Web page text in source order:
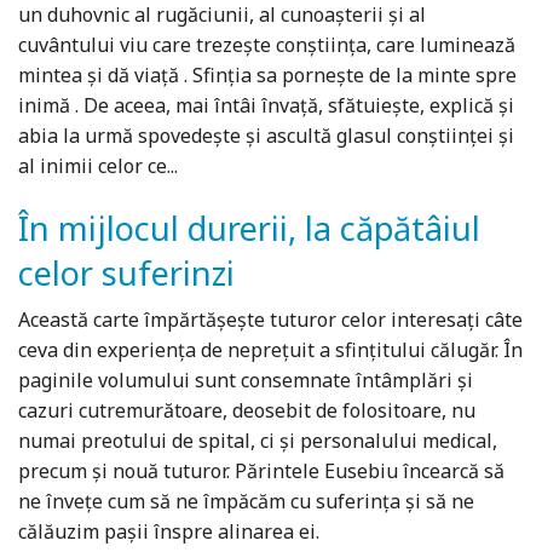
un duhovnic al rugăciunii, al cunoaşterii şi al
cuvântului viu care trezeşte conştiinţa, care luminează
mintea şi dă viaţă . Sfinţia sa porneşte de la minte spre
inimă . De aceea, mai întâi învaţă, sfătuieşte, explică şi
abia la urmă spovedeşte şi ascultă glasul conştiinţei şi
al inimii celor ce...
În mijlocul durerii, la căpătâiul
celor suferinzi
Această carte împărtăşeşte tuturor celor interesaţi câte
ceva din experienţa de nepreţuit a sfinţitului călugăr. În
paginile volumului sunt consemnate întâmplări şi
cazuri cutremurătoare, deosebit de folositoare, nu
numai preotului de spital, ci şi personalului medical,
precum şi nouă tuturor. Părintele Eusebiu încearcă să
ne înveţe cum să ne împăcăm cu suferinţa şi să ne
călăuzim paşii înspre alinarea ei.